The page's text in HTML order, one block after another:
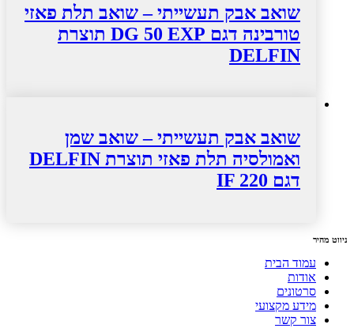
שואב אבק תעשייתי – שואב תלת פאזי
טורבינה דגם DG 50 EXP תוצרת
DELFIN
שואב אבק תעשייתי – שואב שמן
ואמולסיה תלת פאזי תוצרת DELFIN
דגם IF 220
ניווט מהיר
עמוד הבית
אודות
סרטונים
מידע מקצועי
צור קשר